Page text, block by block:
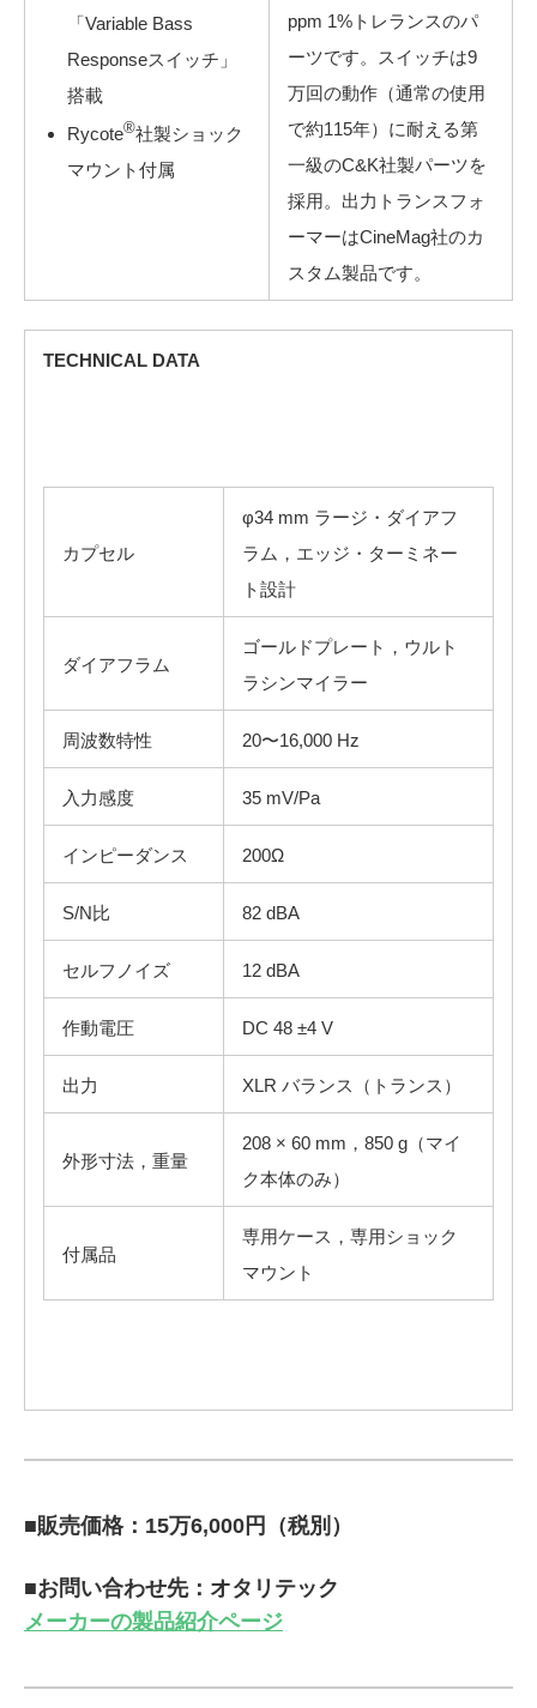
「Variable Bass
Responseスイッチ」
搭載
Rycote®社製ショック
マウント付属
ppm 1%トレランスのパ
ーツです。スイッチは9
万回の動作（通常の使用
で約115年）に耐える第
一級のC&K社製パーツを
採用。出力トランスフォ
ーマーはCineMag社のカ
スタム製品です。
TECHNICAL DATA
カプセル
φ34 mm ラージ・ダイアフ
ラム，エッジ・ターミネー
ト設計
ダイアフラム
ゴールドプレート，ウルト
ラシンマイラー
周波数特性 20〜16,000 Hz
入力感度 35 mV/Pa
インピーダンス 200Ω
S/N比 82 dBA
セルフノイズ 12 dBA
作動電圧 DC 48 ±4 V
出力 XLR バランス（トランス）
外形寸法，重量
208 × 60 mm，850 g（マイ
ク本体のみ）
付属品
専用ケース，専用ショック
マウント
■販売価格：15万6,000円（税別）
■お問い合わせ先：オタリテック
メーカーの製品紹介ページ